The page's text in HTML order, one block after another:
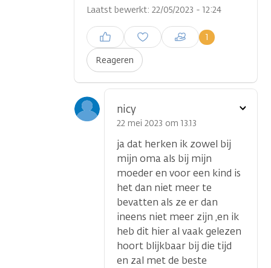
Laatst bewerkt: 22/05/2023 - 12:24
Reageren
1
Inloggen om een reactie te
plaatsen
nicy
22 mei 2023 om 13.13
ja dat herken ik zowel bij
mijn oma als bij mijn
moeder en voor een kind is
het dan niet meer te
bevatten als ze er dan
ineens niet meer zijn ,en ik
heb dit hier al vaak gelezen
hoort blijkbaar bij die tijd
en zal met de beste
Toon